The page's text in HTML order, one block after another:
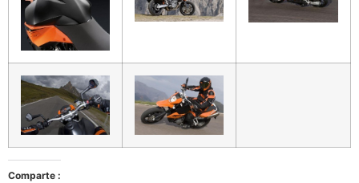
Comparte :